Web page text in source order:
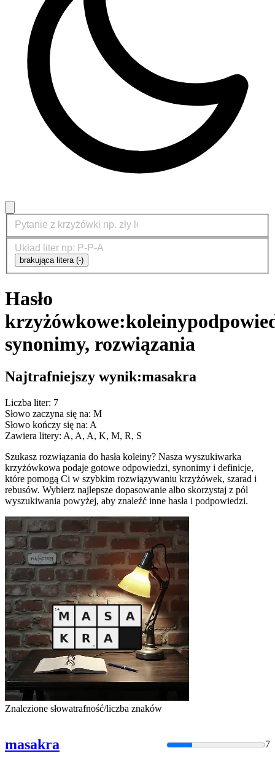
brakująca litera (-)
Hasło
krzyżówkowe:koleiny
synonimy, rozwiązania
Najtrafniejszy wynik:masakra
Liczba liter: 7
Słowo zaczyna się na: M
Słowo kończy się na: A
Zawiera litery: A, A, A, K, M, R, S
Szukasz rozwiązania do hasła koleiny? Nasza wyszukiwarka
krzyżówkowa podaje gotowe odpowiedzi, synonimy i definicje,
które pomogą Ci w szybkim rozwiązywaniu krzyżówek, szarad i
rebusów. Wybierz najlepsze dopasowanie albo skorzystaj z pól
wyszukiwania powyżej, aby znaleźć inne hasła i podpowiedzi.
Znalezione słowatrafność/liczba znaków
masakra 7